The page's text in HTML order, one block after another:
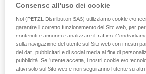
Utilizzo da parte di due operatori
Nelle situazioni più critiche, è necessario
queste tre tecniche.
Consenso all'uso dei cookie
Noi (PETZL Distribution SAS) utilizziamo cookie e/o
garantire il corretto funzionamento del Sito web, per
contenuti e annunci e analizzare il traffico.
sulla navigazione dell’utente sul Sito web con i nostri
dei dati, pubblicitari e di social media al fine di
pubblicità. Se l’utente accetta, i nostri cookie e/o
attivi solo sul Sito web e non seguiranno l’utente su